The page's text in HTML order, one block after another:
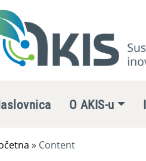
O AKIS-u
» Content